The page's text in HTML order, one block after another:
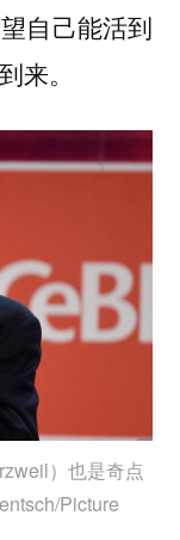
自己能活到
来。
）也是奇点
Picture